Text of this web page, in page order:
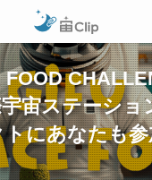
宙ステーショ
にあなたも